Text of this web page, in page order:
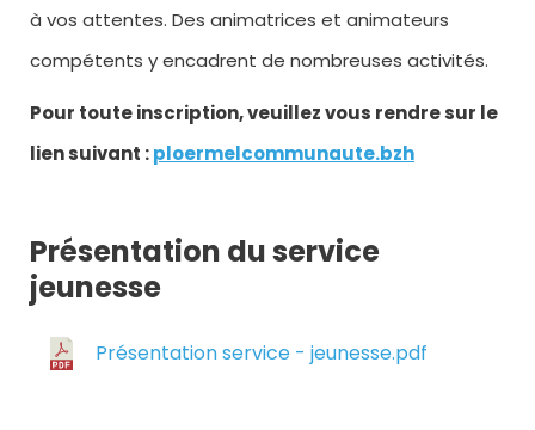
à vos attentes. Des animatrices et animateurs
compétents y encadrent de nombreuses activités.
Pour toute inscription, veuillez vous rendre sur le
lien suivant :ploermelcommunaute.bzh
Présentation du service
jeunesse
Présentation service - jeunesse.pdf